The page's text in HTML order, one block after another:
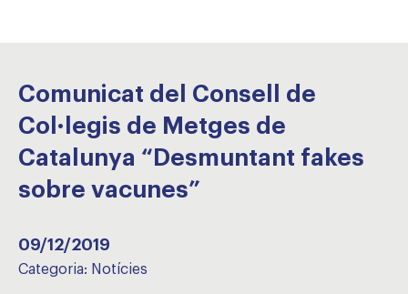
Comunicat del Consell de
Col·legis de Metges de
Catalunya “Desmuntant fakes
sobre vacunes”
09/12/2019
Categoria: Notícies